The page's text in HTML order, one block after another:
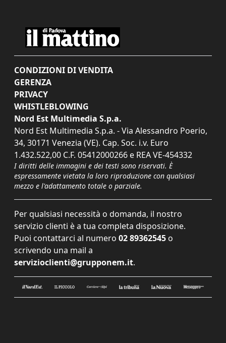
CONDIZIONI DI VENDITA
GERENZA
PRIVACY
WHISTLEBLOWING
Nord Est Multimedia S.p.a.
Nord Est Multimedia S.p.a. - Via Alessandro Poerio,
34, 30171 Venezia (VE). Cap. Soc. i.v. Euro
1.432.522,00 C.F. 05412000266 e REA VE-454332
I diritti delle immagini e dei testi sono riservati. È
espressamente vietata la loro riproduzione con qualsiasi
mezzo e l'adattamento totale o parziale.
Per qualsiasi necessità o domanda, il nostro
servizio clienti è a tua completa disposizione.
Puoi contattarci al numero 02 89362545 o
scrivendo una mail a
servizioclienti@grupponem.it.